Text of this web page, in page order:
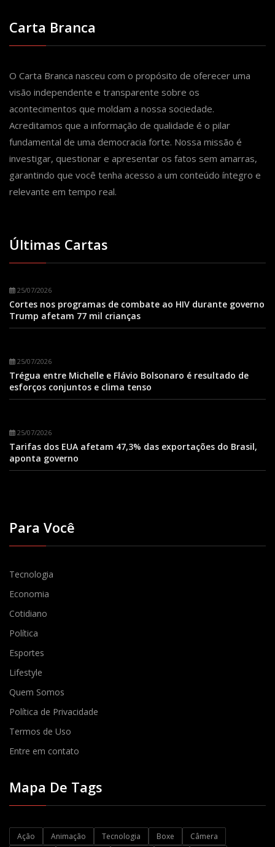
Carta Branca
O Carta Branca nasceu com o propósito de oferecer uma
visão independente e transparente sobre os
acontecimentos que moldam a nossa sociedade.
Acreditamos que a informação de qualidade é o pilar
fundamental de uma democracia forte. Nossa missão é
investigar, questionar e apresentar os fatos sem amarras,
garantindo que você tenha acesso a um conteúdo íntegro e
relevante em tempo real.
Últimas Cartas
25/07/2026
Cortes nos programas de combate ao HIV durante governo
Trump afetam 77 mil crianças
25/07/2026
Trégua entre Michelle e Flávio Bolsonaro é resultado de
esforços conjuntos e clima tenso
25/07/2026
Tarifas dos EUA afetam 47,3% das exportações do Brasil,
aponta governo
Para Você
Tecnologia
Economia
Cotidiano
Política
Esportes
Lifestyle
Quem Somos
Política de Privacidade
Termos de Uso
Entre em contato
Mapa De Tags
Ação Animação Tecnologia Boxe Câmera